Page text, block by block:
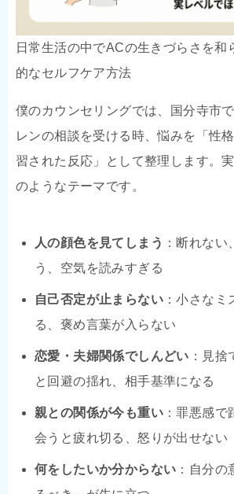
日常生活の中でACの生きづらさを和
的なセルフケア方法
僕のカウンセリングでは、国分寺市
レンの相談を受ける時、悩みを「性
習された反応」として整理します。
のようなテーマです。
人の顔色を見てしまう ：断れない
う、空気を読みすぎる
自己否定が止まらない ：小さなミ
る、褒め言葉が入らない
恋愛・夫婦関係でしんどい ：見
と回避の揺れ、相手基準になる
親との関係が今も重い ：罪悪感で
会うと疲れ切る、怒りが出せない
何をしたいか分からない ：自分の